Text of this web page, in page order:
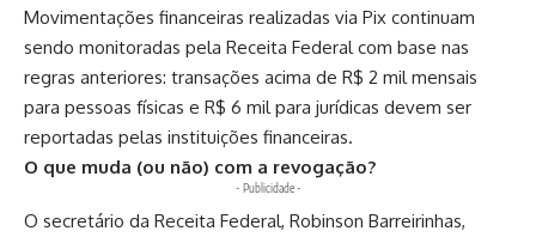
Movimentações financeiras realizadas via Pix continuam
sendo monitoradas pela Receita Federal com base nas
regras anteriores: transações acima de R$ 2 mil mensais
para pessoas físicas e R$ 6 mil para jurídicas devem ser
reportadas pelas instituições financeiras.
O que muda (ou não) com a revogação?
- Publicidade -
O secretário da Receita Federal, Robinson Barreirinhas,